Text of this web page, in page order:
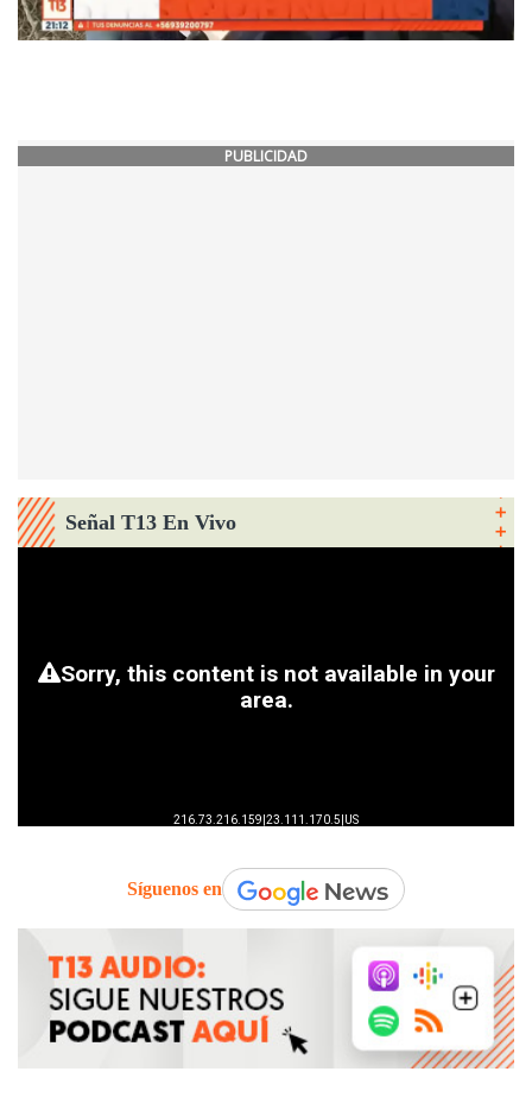
PUBLICIDAD
Señal T13 En Vivo
Síguenos en